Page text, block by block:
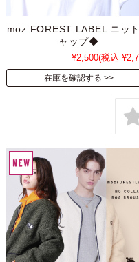
moz FOREST LABEL ニッ
ャップ◆
¥2,500(税込
在庫を確認する